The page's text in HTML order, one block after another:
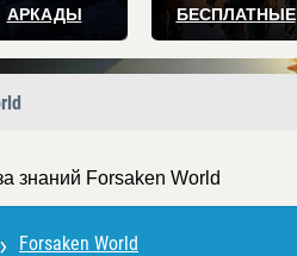
АРКАДЫ БЕСПЛАТНЫЕ
знаний Forsaken World
Forsaken World